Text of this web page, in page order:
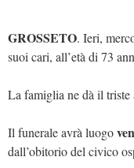
GROSSETO. Ieri,
suoi cari, all’età di 73
La famiglia ne dà il triste
Il funerale avrà luogo
dall’obitorio del civico